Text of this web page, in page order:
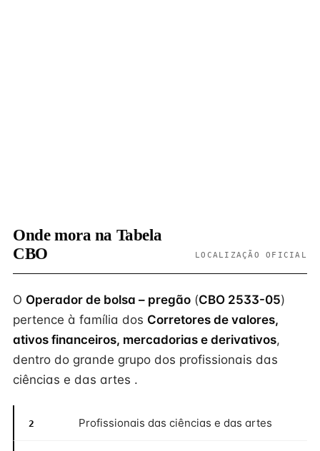
Onde mora na Tabela
CBO
LOCALIZAÇÃO OFICIAL
O Operador de bolsa – pregão (CBO 2533-05)
pertence à família dos Corretores de valores,
ativos financeiros, mercadorias e derivativos,
dentro do grande grupo dos profissionais das
ciências e das artes .
2 Profissionais das ciências e das artes